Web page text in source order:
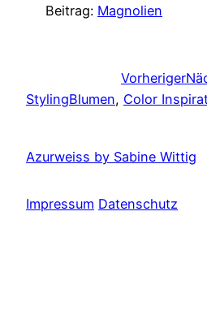
Beitrag: Magnolien
Vorheriger
StylingBlumen, Color
Azurweiss by Sabine Wittig
Impressum Datenschutz